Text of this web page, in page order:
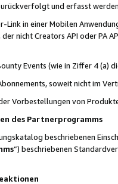
und erfasst
in einer Mobilen
nicht Creators API oder PA
Events (wie in Ziffer 4
soweit nicht im
Vorbestellungen von
des Partnerprogramms
beschriebenen
“) beschriebenen